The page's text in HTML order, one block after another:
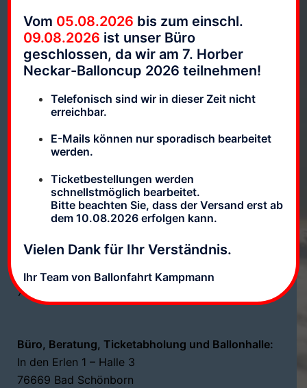
Ballonfahrten Kampmann
Telefon:07249 / 7454
info@ballonfahrten-kampmann.de
Firmen- & Rechnungsanschrift:
Weiherbergstr. 75
76646 Bruchsal
Büro, Beratung, Ticketabholung und Ballonhalle:
In den Erlen 1 – Halle 3
76669 Bad Schönborn
Vom 05.08.2026 bis zum einschl.
09.08.2026 ist unser Büro
geschlossen, da wir am 7. Horber
Neckar-Balloncup 2026 teilnehmen!
Telefonisch sind wir in dieser Zeit nicht
erreichbar.
E-Mails können nur sporadisch bearbeitet
werden.
Ticketbestellungen werden
schnellstmöglich bearbeitet.
Bitte beachten Sie, dass der Versand erst ab
dem 10.08.2026 erfolgen kann.
Vielen Dank für Ihr Verständnis.
Ihr Team von Ballonfahrt Kampmann